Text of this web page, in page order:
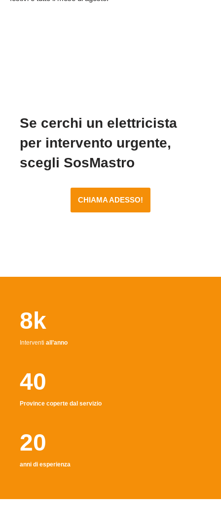
Se cerchi un elettricista
per intervento urgente,
scegli SosMastro
CHIAMA ADESSO!
8k
Interventi all’anno
40
Province coperte dal servizio
20
anni di esperienza